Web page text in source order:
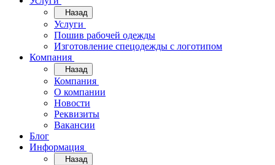
Назад
Услуги
Пошив рабочей одежды
Изготовление спецодежды с логотипом
Компания
Назад
Компания
О компании
Новости
Реквизиты
Вакансии
Блог
Информация
Назад